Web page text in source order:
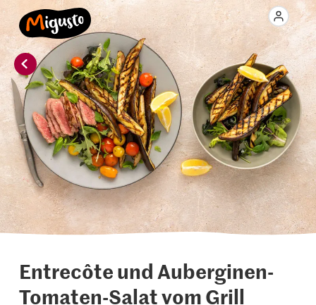
Entrecôte und Auberginen-
Tomaten-Salat vom Grill